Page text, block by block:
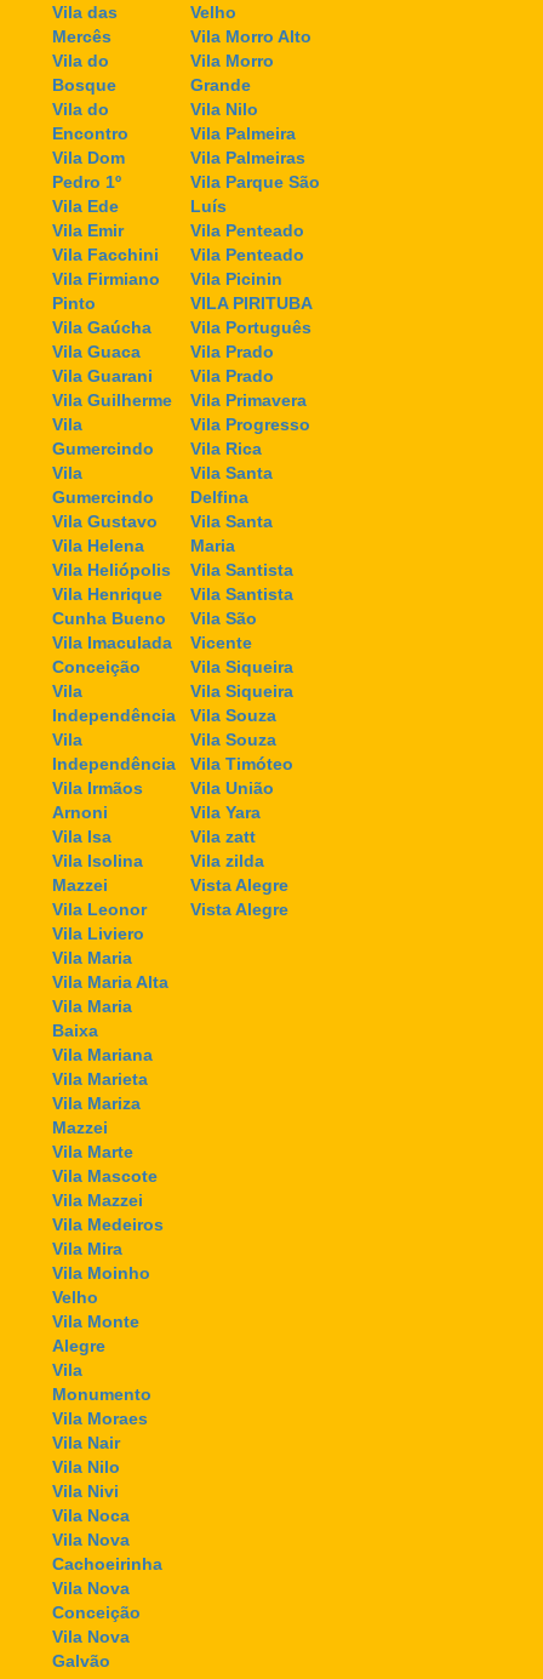
Vila das
Mercês
Vila do
Bosque
Vila do
Encontro
Vila Dom
Pedro 1º
Vila Ede
Vila Emir
Vila Facchini
Vila Firmiano
Pinto
Vila Gaúcha
Vila Guaca
Vila Guarani
Vila Guilherme
Vila
Gumercindo
Vila
Gumercindo
Vila Gustavo
Vila Helena
Vila Heliópolis
Vila Henrique
Cunha Bueno
Vila Imaculada
Conceição
Vila
Independência
Vila
Independência
Vila Irmãos
Arnoni
Vila Isa
Vila Isolina
Mazzei
Vila Leonor
Vila Liviero
Vila Maria
Vila Maria Alta
Vila Maria
Baixa
Vila Mariana
Vila Marieta
Vila Mariza
Mazzei
Vila Marte
Vila Mascote
Vila Mazzei
Vila Medeiros
Vila Mira
Vila Moinho
Velho
Vila Monte
Alegre
Vila
Monumento
Vila Moraes
Vila Nair
Vila Nilo
Vila Nivi
Vila Noca
Vila Nova
Cachoeirinha
Vila Nova
Conceição
Vila Nova
Galvão
Velho
Vila Morro Alto
Vila Morro
Grande
Vila Nilo
Vila Palmeira
Vila Palmeiras
Vila Parque São
Luís
Vila Penteado
Vila Penteado
Vila Picinin
VILA PIRITUBA
Vila Português
Vila Prado
Vila Prado
Vila Primavera
Vila Progresso
Vila Rica
Vila Santa
Delfina
Vila Santa
Maria
Vila Santista
Vila Santista
Vila São
Vicente
Vila Siqueira
Vila Siqueira
Vila Souza
Vila Souza
Vila Timóteo
Vila União
Vila Yara
Vila zatt
Vila zilda
Vista Alegre
Vista Alegre